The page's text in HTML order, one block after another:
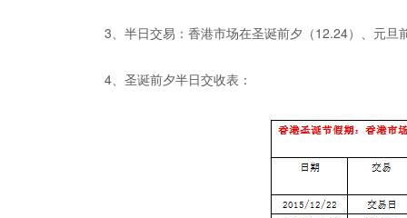
3、半日交易：香港市场在圣诞前夕（12.24）、元
4、圣诞前夕半日交收表：